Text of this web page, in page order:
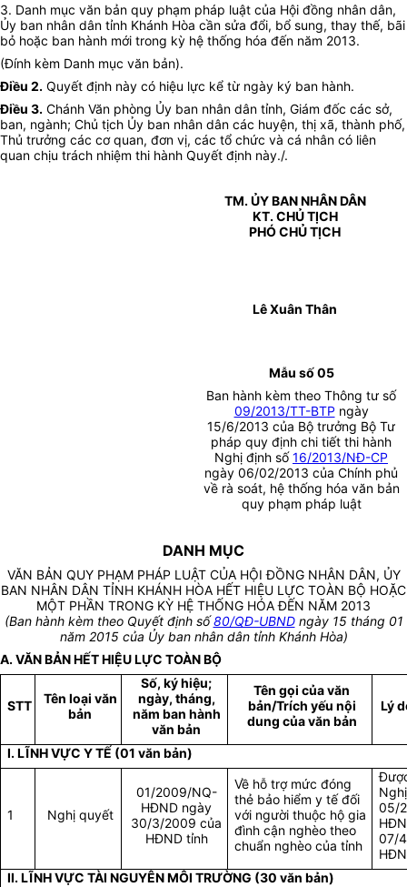
3. Danh mục văn bản quy phạm pháp luật của Hội đồng nhân dân,
Ủy ban nhân dân tỉnh Khánh Hòa cần sửa đổi, bổ sung, thay thế, bãi
bỏ hoặc ban hành mới trong kỳ hệ thống hóa đến năm 2013.
(Đính kèm Danh mục văn bản).
Điều 2. Quyết định này có hiệu lực kể từ ngày ký ban hành.
Điều 3. Chánh Văn phòng Ủy ban nhân dân tỉnh, Giám đốc các sở,
ban, ngành; Chủ tịch Ủy ban nhân dân các huyện, thị xã, thành phố,
Thủ trưởng các cơ quan, đơn vị, các tổ chức và cá nhân có liên
quan chịu trách nhiệm thi hành Quyết định này./.
TM. ỦY BAN NHÂN DÂN
KT. CHỦ TỊCH
PHÓ CHỦ TỊCH
Lê Xuân Thân
Mẫu số 05
Ban hành kèm theo Thông tư số
09/2013/TT-BTP ngày
15/6/2013 của Bộ trưởng Bộ Tư
pháp quy định chi tiết thi hành
Nghị định số16/2013/NĐ-CP
ngày 06/02/2013 của Chính phủ
về rà soát, hệ thống hóa văn bản
quy phạm pháp luật
DANH MỤC
VĂN BẢN QUY PHẠM PHÁP LUẬT CỦA HỘI ĐỒNG NHÂN DÂN, ỦY
BAN NHÂN DÂN TỈNH KHÁNH HÒA HẾT HIỆU LỰC TOÀN BỘ HOẶC
MỘT PHẦN TRONG KỲ HỆ THỐNG HÓA ĐẾN NĂM 2013
(Ban hành kèm theo Quyết định số80/QĐ-UBNDngày 15 tháng 01
năm 2015 của Ủy ban nhân dân tỉnh Khánh Hòa)
A. VĂN BẢN HẾT HIỆU LỰC TOÀN BỘ
STT
Tên loại văn
bản
Số, ký hiệu;
ngày, tháng,
năm ban hành
văn bản
Tên gọi của văn
bản/Trích yếu nội
dung của văn bản
Lý
I. LĨNH VỰC Y TẾ (01 văn bản)
1 Nghị quyết
01/2009/NQ-
HĐND ngày
30/3/2009 của
HĐND tỉnh
Về hỗ trợ mức đóng
thẻ bảo hiểm y tế đối
với người thuộc hộ gia
đình cận nghèo theo
chuẩn nghèo của tỉnh
05/
07/
II. LĨNH VỰC TÀI NGUYÊN MÔI TRƯỜNG (30 văn bản)